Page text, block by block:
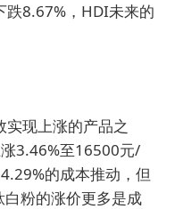
跌8.67%，HDI未来的
现上涨的产品之
3.46%至16500元/
的成本推动，但
粉的涨价更多是成